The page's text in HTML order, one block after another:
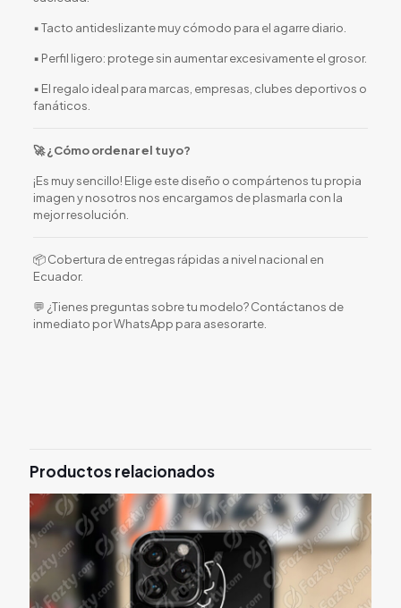
▪️ Tacto antideslizante muy cómodo para el agarre diario.
▪️ Perfil ligero: protege sin aumentar excesivamente el grosor.
▪️ El regalo ideal para marcas, empresas, clubes deportivos o
fanáticos.
🚀 ¿Cómo ordenar el tuyo?
¡Es muy sencillo! Elige este diseño o compártenos tu propia
imagen y nosotros nos encargamos de plasmarla con la
mejor resolución.
📦 Cobertura de entregas rápidas a nivel nacional en
Ecuador.
💬 ¿Tienes preguntas sobre tu modelo? Contáctanos de
inmediato por WhatsApp para asesorarte.
Productos relacionados